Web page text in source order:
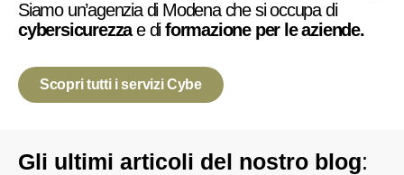
Siamo un’agenzia di Modena che si occupa di
cybersicurezzae diformazione per le aziende.
Scopri tutti i servizi Cybe
Gli ultimi articoli del nostro blog: